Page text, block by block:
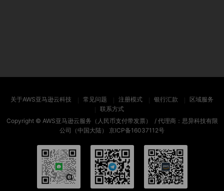
关于AWS亚马逊云科技 常见问题 注册模式 银行汇款
区域服务
联系方式
Copyright © AWS亚马逊云服务（人民币支付带发票）
/ 代理商：思异科技有限
公司（中国大陆） 京ICP备16037112号